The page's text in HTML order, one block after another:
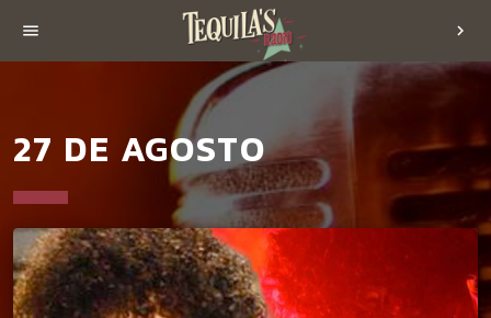
menu chevron_right
27 DE AGOSTO